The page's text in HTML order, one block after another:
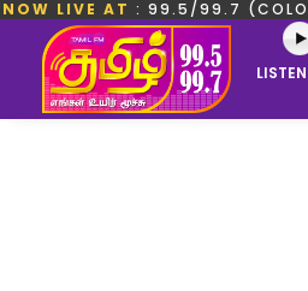
NOW LIVE AT : 99.5/99.7